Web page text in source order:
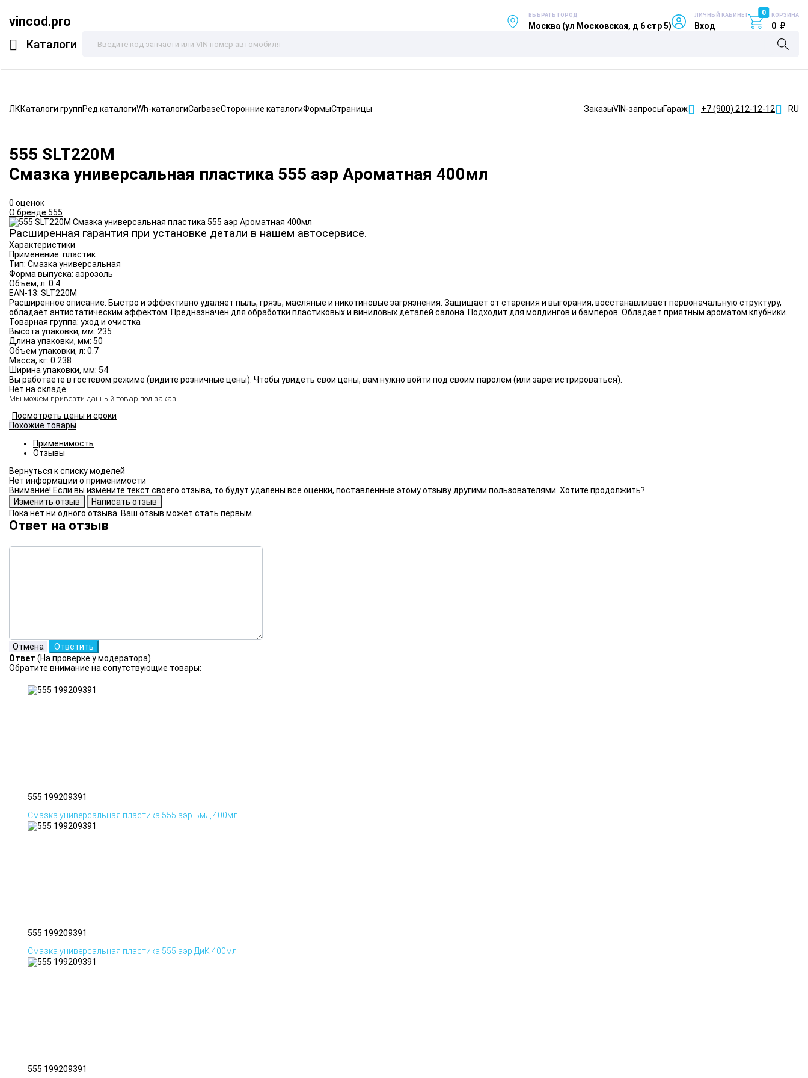
vincod.pro
Каталоги
ВЫБРАТЬ ГОРОД
Москва (ул Московская, д 6 стр 5)
ЛИЧНЫЙ КАБИНЕТ
Вход
0 КОРЗИНА
0 ₽
ЛККаталоги группРед.каталогиWh-каталогиCarbaseСторонние каталогиФормыСтраницы ЗаказыVIN-запросыГараж +7 (900) 212-12-12 RU
555 SLT220M
Смазка универсальная пластика 555 аэр Ароматная 400мл
0 оценок
О бренде 555
Расширенная гарантия при установке детали в нашем автосервисе.
Характеристики
Применение: пластик
Тип: Смазка универсальная
Форма выпуска: аэрозоль
Объём, л: 0.4
EAN-13: SLT220M
Расширенное описание: Быстро и эффективно удаляет пыль, грязь, масляные и никотиновые загрязнения. Защищает от старения и выгорания, восстанавливает первоначальную структуру,
обладает антистатическим эффектом. Предназначен для обработки пластиковых и виниловых деталей салона. Подходит для молдингов и бамперов. Обладает приятным ароматом клубники.
Товарная группа: уход и очистка
Высота упаковки, мм: 235
Длина упаковки, мм: 50
Объем упаковки, л: 0.7
Масса, кг: 0.238
Ширина упаковки, мм: 54
Вы работаете в гостевом режиме (видите розничные цены). Чтобы увидеть свои цены, вам нужно войти под своим паролем (или зарегистрироваться).
Нет на складе
Мы можем привезти данный товар под заказ.
Посмотреть цены и сроки
Похожие товары
Применимость
Отзывы
Нет информации о применимости
Внимание! Если вы измените текст своего отзыва, то будут удалены все оценки, поставленные этому отзыву другими пользователями. Хотите продолжить?
Пока нет ни одного отзыва. Ваш отзыв может стать первым.
Ответ на отзыв
Ответ (На проверке у модератора)
Обратите внимание на сопутствующие товары:
555 199209391
Смазка универсальная пластика 555 аэр БмД 400мл
555 199209391
Смазка универсальная пластика 555 аэр ДиК 400мл
555 199209391